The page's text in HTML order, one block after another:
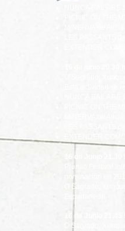
NUNCA
PICNIC ON THE
LES PASSANTS
EXTENDER
16 de junio 20.30
O Sagrado,
Esta actividad se
NUNCA
PICNIC ON THE
LES PASSANTS
EXTENDER
16 de Junio
Premio Festival
nominación en
O Sagrado,
Espadanedo.
16 de Junio 21.45
O Sagrado,